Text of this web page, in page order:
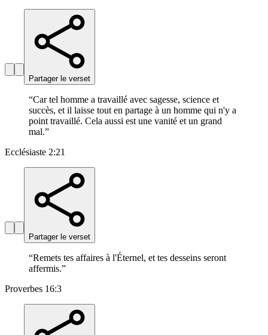
Partager le verset
“Car tel homme a travaillé avec sagesse, science et
succès, et il laisse tout en partage à un homme qui n'y a
point travaillé. Cela aussi est une vanité et un grand
mal.”
Ecclésiaste 2:21
Partager le verset
“Remets tes affaires à l'Éternel, et tes desseins seront
affermis.”
Proverbes 16:3